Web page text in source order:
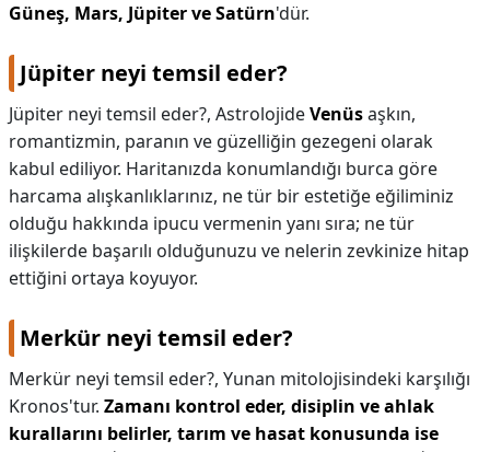
Güneş, Mars, Jüpiter ve Satürn'dür.
Jüpiter neyi temsil eder?
Jüpiter neyi temsil eder?, AstrolojideVenüsaşkın,
romantizmin, paranın ve güzelliğin gezegeni olarak
kabul ediliyor. Haritanızda konumlandığı burca göre
harcama alışkanlıklarınız, ne tür bir estetiğe eğiliminiz
olduğu hakkında ipucu vermenin yanı sıra; ne tür
ilişkilerde başarılı olduğunuzu ve nelerin zevkinize hitap
ettiğini ortaya koyuyor.
Merkür neyi temsil eder?
Merkür neyi temsil eder?, Yunan mitolojisindeki karşılığı
Kronos'tur. Zamanı kontrol eder, disiplin ve ahlak
kurallarını belirler, tarım ve hasat konusunda ise